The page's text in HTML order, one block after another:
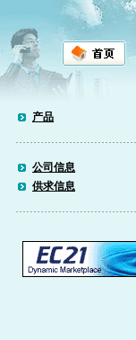
产品
公司信息
供求信息